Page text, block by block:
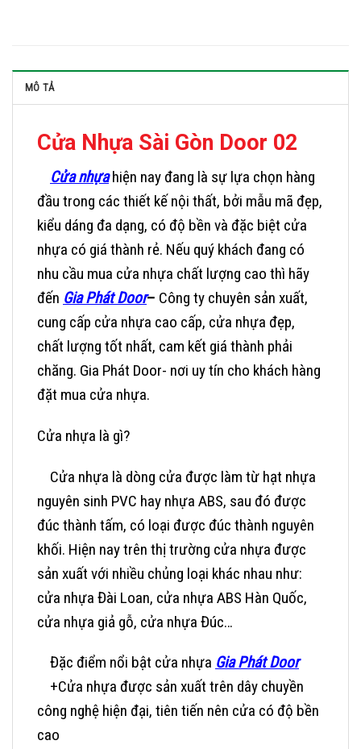
MÔ TẢ
Cửa Nhựa Sài Gòn Door 02
Cửa nhựahiện nay đang là sự lựa chọn hàng
đầu trong các thiết kế nội thất, bởi mẫu mã đẹp,
kiểu dáng đa dạng, có độ bền và đặc biệt cửa
nhựa có giá thành rẻ. Nếu quý khách đang có
nhu cầu mua cửa nhựa chất lượng cao thì hãy
đến Gia Phát Door– Công ty chuyên sản xuất,
cung cấp cửa nhựa cao cấp, cửa nhựa đẹp,
chất lượng tốt nhất, cam kết giá thành phải
chăng. Gia Phát Door- nơi uy tín cho khách hàng
đặt mua cửa nhựa.
Cửa nhựa là gì?
Cửa nhựa là dòng cửa được làm từ hạt nhựa
nguyên sinh PVC hay nhựa ABS, sau đó được
đúc thành tấm, có loại được đúc thành nguyên
khối. Hiện nay trên thị trường cửa nhựa được
sản xuất với nhiều chủng loại khác nhau như:
cửa nhựa Đài Loan, cửa nhựa ABS Hàn Quốc,
cửa nhựa giả gỗ, cửa nhựa Đúc…
Đặc điểm nổi bật cửa nhựa Gia Phát Door
+Cửa nhựa được sản xuất trên dây chuyền
công nghệ hiện đại, tiên tiến nên cửa có độ bền
cao